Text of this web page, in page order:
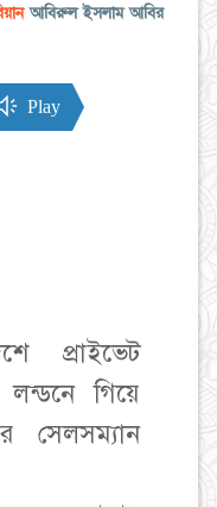
আবিরুল ইসলাম আবির
Play
প্রাইভেট
গিয়ে
সেলসম্যান